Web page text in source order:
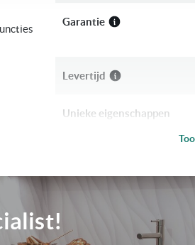
Garantie
Levertijd
Unieke eigenschappen
Kleur